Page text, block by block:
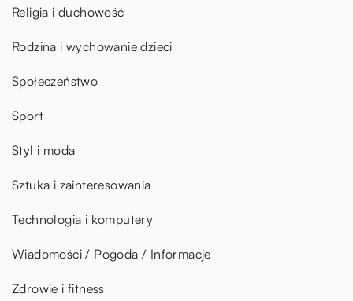
Religia i duchowość
Rodzina i wychowanie dzieci
Społeczeństwo
Sport
Styl i moda
Sztuka i zainteresowania
Technologia i komputery
Wiadomości / Pogoda / Informacje
Zdrowie i fitness